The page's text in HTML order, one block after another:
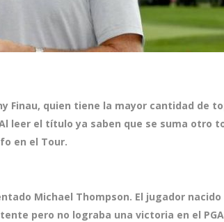
Finau, quien tiene la mayor cantidad de
leer el título ya saben que se suma otro
en el Tour.
Michael Thompson. El jugador nacido
pero no lograba una victoria en el